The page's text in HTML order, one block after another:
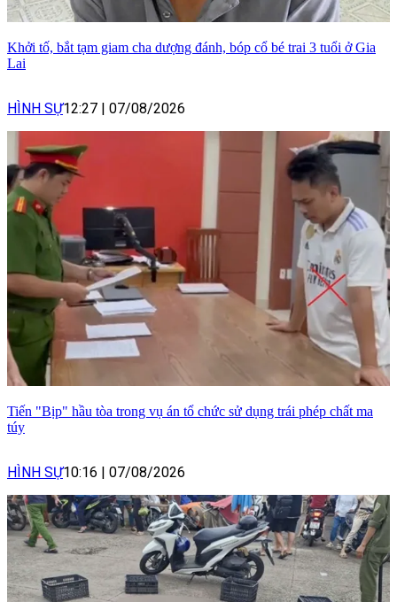
Khởi tố, bắt tạm giam cha dượng đánh, bóp cổ bé trai 3 tuổi ở Gia
Lai
HÌNH SỰ12:27 07/08/2026
Tiến "Bịp" hầu tòa trong vụ án tổ chức sử dụng trái phép chất ma
túy
HÌNH SỰ10:16 07/08/2026